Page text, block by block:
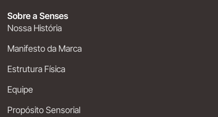
Sobre a Senses
Nossa História
Manifesto da Marca
Estrutura Física
Equipe
Propósito Sensorial